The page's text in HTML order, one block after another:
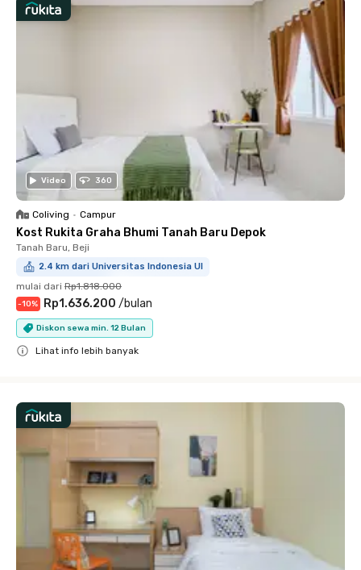
Video 360
Coliving • Campur
Kost Rukita Graha Bhumi Tanah Baru Depok
Tanah Baru, Beji
2.4 km dari Universitas Indonesia UI
mulai dari Rp1.818.000
-10% Rp1.636.200 /bulan
Diskon sewa min. 12 Bulan
Lihat info lebih banyak